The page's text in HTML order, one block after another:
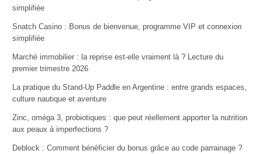
simplifiée
Snatch Casino : Bonus de bienvenue, programme VIP et connexion
simplifiée
Marché immobilier : la reprise est-elle vraiment là ? Lecture du
premier trimestre 2026
La pratique du Stand-Up Paddle en Argentine : entre grands espaces,
culture nautique et aventure
Zinc, oméga 3, probiotiques : que peut réellement apporter la nutrition
aux peaux à imperfections ?
Deblock : Comment bénéficier du bonus grâce au code parrainage ?